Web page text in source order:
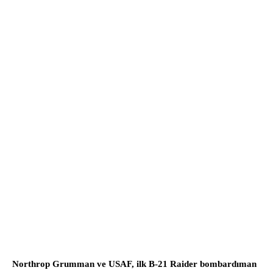
Northrop Grumman ve USAF, ilk B-21 Raider bombardıman